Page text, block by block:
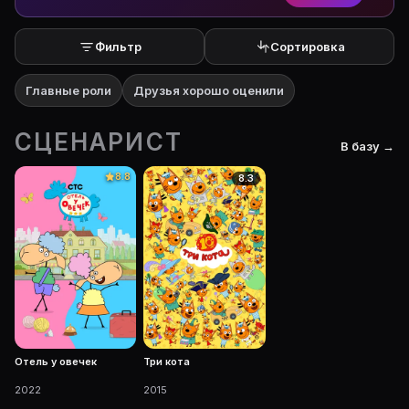
Фильтр Сортировка
Главные роли Друзья хорошо оценили
СЦЕНАРИСТ В базу →
8.8
Отель у овечек
2022
8.3
Три кота
2015